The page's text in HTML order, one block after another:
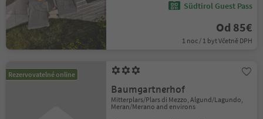
Südtirol Guest Pass
Od 85€
1 noc / 1 byt Včetně DPH
Rezervovatelné online
Baumgartnerhof
Mitterplars/Plars di Mezzo, Algund/Lagundo,
Meran/Merano and environs